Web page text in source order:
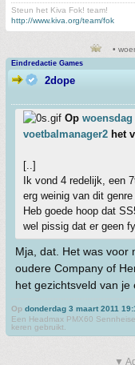
Steun het Kiva Fok! team!
http://www.kiva.org/team/fok
•
Eindredactie Games
2dope
Op woensdag
voetbalmanager2 het
[..]
Ik vond 4 redelijk, een
erg weinig van dit
Heb goede hoop dat
wel pissig dat er geen
Mja, dat. Het was voor
oudere Company of
het gezichtsveld van
Op donderdag 3 maart 2011
Een Headmax PMX60
keren gebruikt.
▼